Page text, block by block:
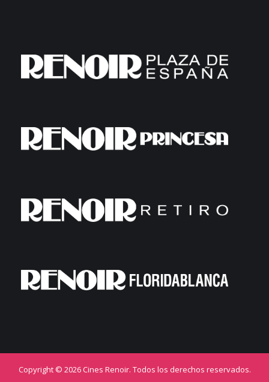
Copyright © 2026 Cines Renoir. Todos los derechos reservados.